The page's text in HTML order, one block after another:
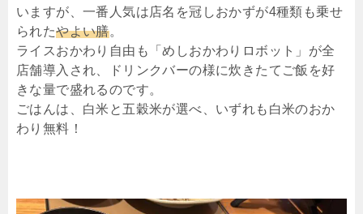
いますが、一番人気は店名を冠しおかずが4種類も乗せ
られたやよい膳。
ライスおかわり自由も「めしおかわりロボット」が全
店舗導入され、ドリンクバーの様に炊きたてご飯を好
きな量で盛れるのです。
ごはんは、白米と五穀米が選べ、いずれも白米のおか
わり無料！